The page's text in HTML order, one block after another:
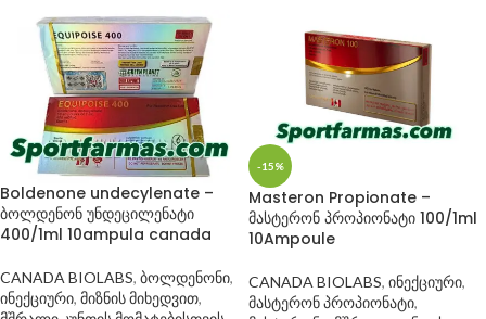
Boldenone undecylenate –
ბოლდენონ უნდეცილენატი
400/1ml 10ampula canada
CANADA BIOLABS, ბოლდენონი,
ინექციური, მიზნის მიხედვით,
-15%
Masteron Propionate –
მასტერონ პროპიონატი 100/1ml
10Ampoule
CANADA BIOLABS, ინექციური,
მასტერონ პროპიონატი,